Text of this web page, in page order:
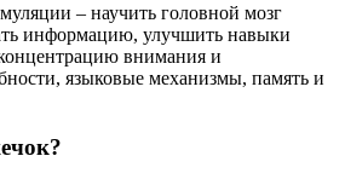
– научить головной мозг
информацию, улучшить навыки
внимания и
языковые механизмы, память и